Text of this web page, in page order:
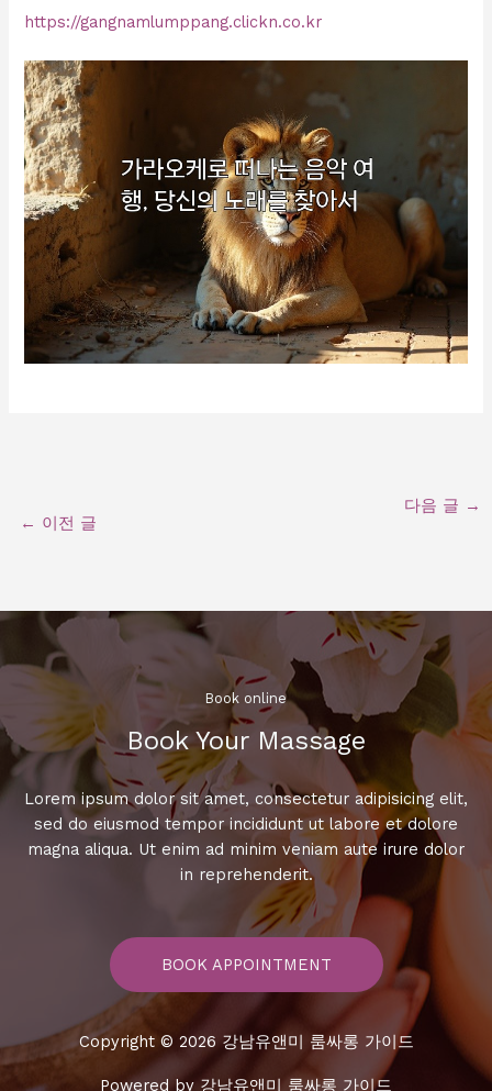
https://gangnamlumppang.clickn.co.kr
← 이전 글
다음 글 →
Book online​
Book Your Massage​
Lorem ipsum dolor sit amet, consectetur adipisicing elit,
sed do eiusmod tempor incididunt ut labore et dolore
magna aliqua. Ut enim ad minim veniam aute irure dolor
in reprehenderit.
BOOK APPOINTMENT
Copyright © 2026 강남유앤미 룸싸롱 가이드
Powered by 강남유앤미 룸싸롱 가이드